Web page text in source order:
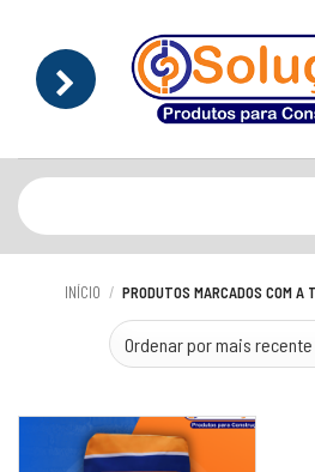
content
Pesquisar
por:
INÍCIO / PRODUTOS MARCADOS COM A